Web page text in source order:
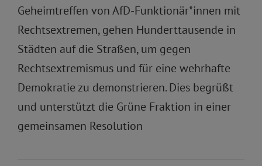
Geheimtreffen von AfD-Funktionär*innen mit
Rechtsextremen, gehen Hunderttausende in
Städten auf die Straßen, um gegen
Rechtsextremismus und für eine wehrhafte
Demokratie zu demonstrieren. Dies begrüßt
und unterstützt die Grüne Fraktion in einer
gemeinsamen Resolution